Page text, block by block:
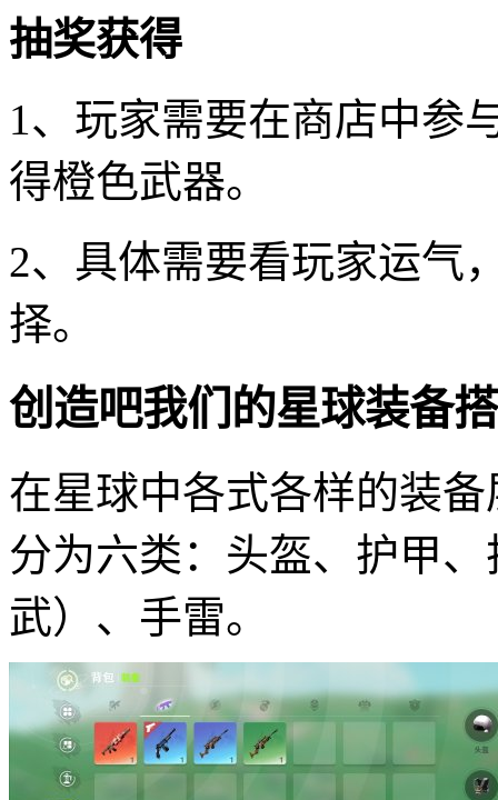
抽奖获得
1、玩家需要在商店中参
得橙色武器。
2、具体需要看玩家运气
择。
创造吧我们的星球装备
在星球中各式各样的装
分为六类：头盔、护甲
武）、手雷。